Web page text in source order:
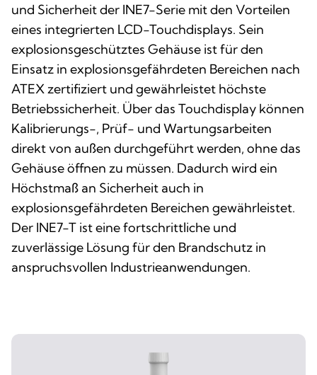
und Sicherheit der INE7-Serie mit den Vorteilen
eines integrierten LCD-Touchdisplays. Sein
explosionsgeschütztes Gehäuse ist für den
Einsatz in explosionsgefährdeten Bereichen nach
ATEX zertifiziert und gewährleistet höchste
Betriebssicherheit. Über das Touchdisplay können
Kalibrierungs-, Prüf- und Wartungsarbeiten
direkt von außen durchgeführt werden, ohne das
Gehäuse öffnen zu müssen. Dadurch wird ein
Höchstmaß an Sicherheit auch in
explosionsgefährdeten Bereichen gewährleistet.
Der INE7-T ist eine fortschrittliche und
zuverlässige Lösung für den Brandschutz in
anspruchsvollen Industrieanwendungen.